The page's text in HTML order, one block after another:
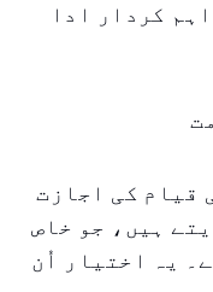
کردار ادا
قیام کی اجازت
ہیں، جو خاص
یہ اختیار اُن